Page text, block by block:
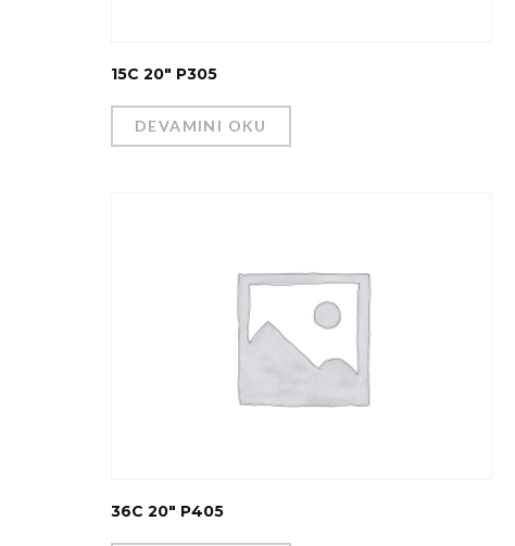
15C 20″ P305
DEVAMINI OKU
36C 20″ P405